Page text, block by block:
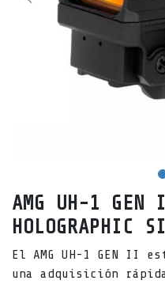
AMG UH-1 GEN
HOLOGRAPHIC
El AMG UH-1 GEN II
una adquisición